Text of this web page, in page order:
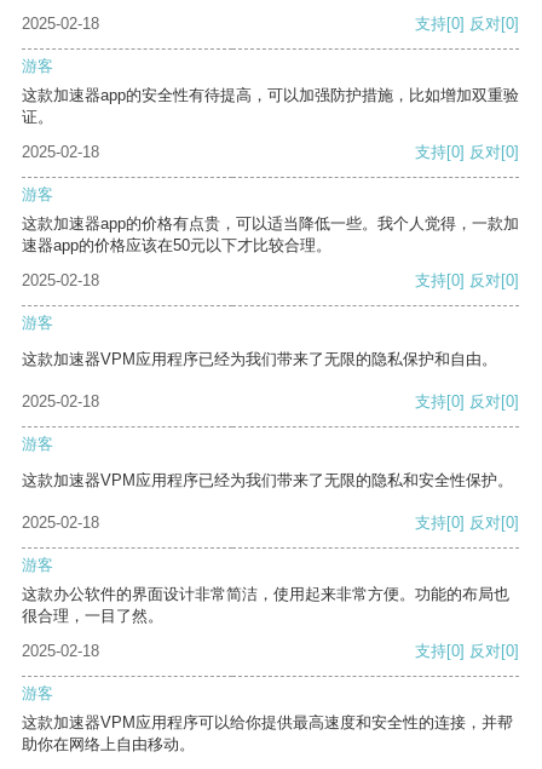
2025-02-18
支持[0] 反对[0]
游客
这款加速器app的安全性有待提高，可以加强防护措施，比如增加双重验
证。
2025-02-18
支持[0] 反对[0]
游客
这款加速器app的价格有点贵，可以适当降低一些。我个人觉得，一款加
速器app的价格应该在50元以下才比较合理。
2025-02-18
支持[0] 反对[0]
游客
这款加速器VPM应用程序已经为我们带来了无限的隐私保护和自由。
2025-02-18 支持[0] 反对[0]
游客
这款加速器VPM应用程序已经为我们带来了无限的隐私和安全性保护。
2025-02-18 支持[0] 反对[0]
游客
这款办公软件的界面设计非常简洁，使用起来非常方便。功能的布局也
很合理，一目了然。
2025-02-18
支持[0] 反对[0]
游客
这款加速器VPM应用程序可以给你提供最高速度和安全性的连接，并帮
助你在网络上自由移动。